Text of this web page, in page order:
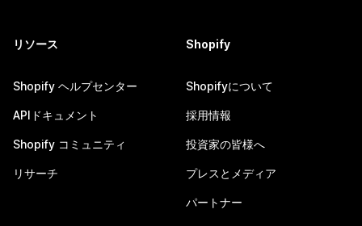
リソース
Shopify ヘルプセンター
APIドキュメント
Shopify コミュニティ
リサーチ
Shopify
Shopifyについて
採用情報
投資家の皆様へ
プレスとメディア
パートナー